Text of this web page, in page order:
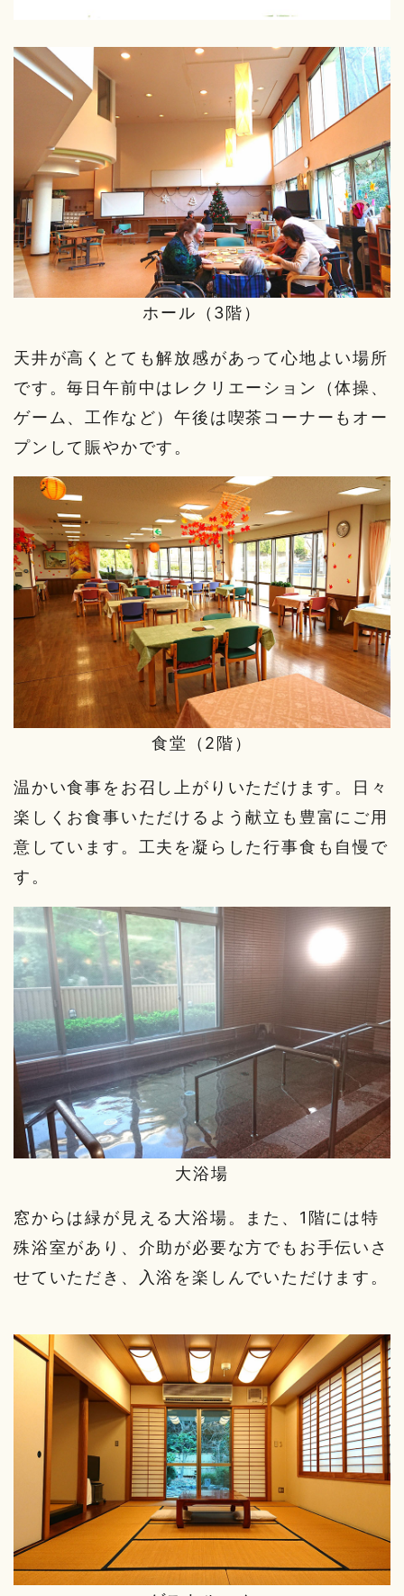
ホール（3階）
天井が高くとても解放感があって心地よい場所
です。毎日午前中はレクリエーション（体操、
ゲーム、工作など）午後は喫茶コーナーもオー
プンして賑やかです。
食堂（2階）
温かい食事をお召し上がりいただけます。日々
楽しくお食事いただけるよう献立も豊富にご用
意しています。工夫を凝らした行事食も自慢で
す。
大浴場
窓からは緑が見える大浴場。また、1階には特
殊浴室があり、介助が必要な方でもお手伝いさ
せていただき、入浴を楽しんでいただけます。